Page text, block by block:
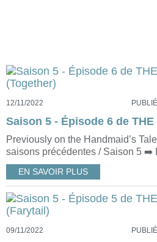
12/11/2022
Previously on the Handmaid’s
saisons précédentes / Saison 5 ➡️
EN SAVOIR PLUS
09/11/2022